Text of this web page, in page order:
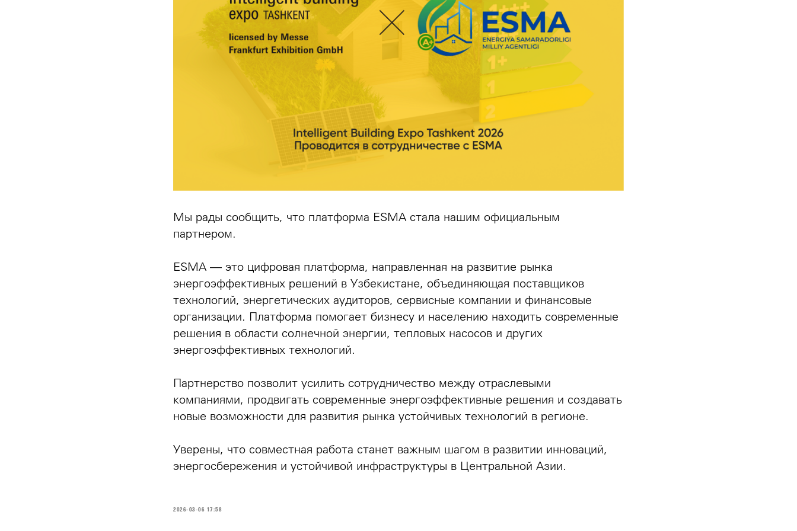
Мы рады сообщить, что платформа ESMA стала нашим официальным
партнером.
ESMA — это цифровая платформа, направленная на развитие рынка
энергоэффективных решений в Узбекистане, объединяющая поставщиков
технологий, энергетических аудиторов, сервисные компании и финансовые
организации. Платформа помогает бизнесу и населению находить современные
решения в области солнечной энергии, тепловых насосов и других
энергоэффективных технологий.
Партнерство позволит усилить сотрудничество между отраслевыми
компаниями, продвигать современные энергоэффективные решения и создавать
новые возможности для развития рынка устойчивых технологий в регионе.
Уверены, что совместная работа станет важным шагом в развитии инноваций,
энергосбережения и устойчивой инфраструктуры в Центральной Азии.
2026-03-06 17:58